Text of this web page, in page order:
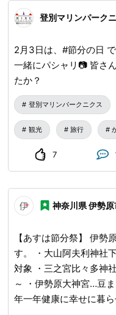
登別マリンパーク
2月3日は、#節分の日
一緒にパシャリ📷 皆さ
たか？
登別マリンパークニクス
観光 旅行
7
神奈川県 伊勢
【あすは節分祭】 伊勢
す。 ・大山阿夫利神社
対象 ・三之宮比々多神
～ ・伊勢原大神宮…豆
年一年健康に幸せに暮